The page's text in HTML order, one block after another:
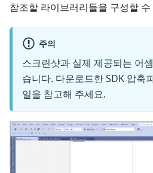
참조할 라이브러리들을 구성할
주의
스크린샷과 실제 제공되는 어
습니다. 다운로드한 SDK 압축
일을 참고해 주세요.